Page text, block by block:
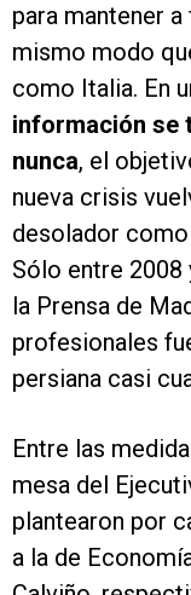
para mantener
mismo modo
como Italia. En
información se
nunca, el
nueva crisis
desolador como
Sólo entre 2008
la Prensa de
profesionales
persiana casi
Entre las
mesa del
plantearon por
a la de